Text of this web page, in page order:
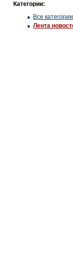
Категории:
Все категории
Лента